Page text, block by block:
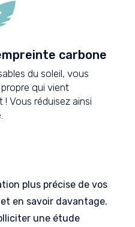
carbone
du soleil, vous
qui vient
Vous réduisez ainsi
plus précise de vos
en savoir davantage.
une étude